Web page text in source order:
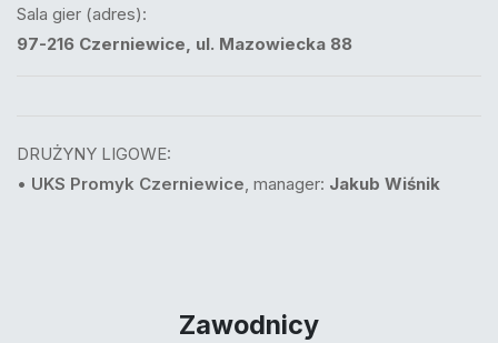
Sala gier (adres):
97-216 Czerniewice, ul. Mazowiecka 88
DRUŻYNY LIGOWE:
• UKS Promyk Czerniewice, manager: Jakub Wiśnik
Zawodnicy